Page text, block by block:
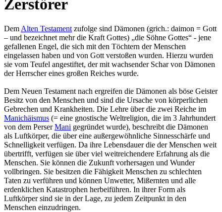
Zerstörer
Dem Alten Testament zufolge sind Dämonen (grich.: daimon = Gott
– und bezeichnet mehr die Kraft Gottes) „die Söhne Gottes“ - jene
gefallenen Engel, die sich mit den Töchtern der Menschen
eingelassen haben und von Gott verstoßen wurden. Hierzu wurden
sie vom Teufel angestiftet, der mit wachsender Schar von Dämonen
der Herrscher eines großen Reiches wurde.
Dem Neuen Testament nach ergreifen die Dämonen als böse Geister
Besitz von den Menschen und sind die Ursache von körperlichen
Gebrechen und Krankheiten. Die Lehre über die zwei Reiche im
Manichäismus (= eine gnostische Weltreligion, die im 3 Jahrhundert
von dem PerserMani gegründet wurde), beschreibt die Dämonen
als Luftkörper, die über eine außergewöhnliche Sinnesschärfe und
Schnelligkeit verfügen. Da ihre Lebensdauer die der Menschen weit
übertrifft, verfügen sie über viel weitreichendere Erfahrung als die
Menschen. Sie können die Zukunft vorhersagen und Wunder
vollbringen. Sie besitzen die Fähigkeit Menschen zu schlechten
Taten zu verführen und können Unwetter, Mißernten und alle
erdenklichen Katastrophen herbeiführen. In ihrer Form als
Luftkörper sind sie in der Lage, zu jedem Zeitpunkt in den
Menschen einzudringen.